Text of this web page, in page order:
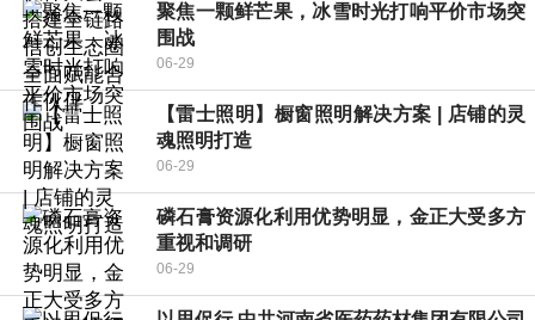
聚焦一颗鲜芒果，冰雪时光打响平价市场突
围战
06-29
【雷士照明】橱窗照明解决方案 | 店铺的灵
魂照明打造
06-29
磷石膏资源化利用优势明显，金正大受多方
重视和调研
06-29